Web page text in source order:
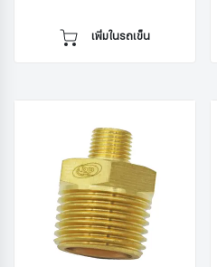
เพิ่มในรถเข็น